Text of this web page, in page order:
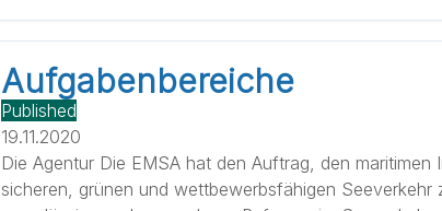
Aufgabenbereiche
Published
19.11.2020
Die Agentur Die EMSA hat den Auftrag, den maritimen
sicheren, grünen und wettbewerbsfähigen Seeverkehr